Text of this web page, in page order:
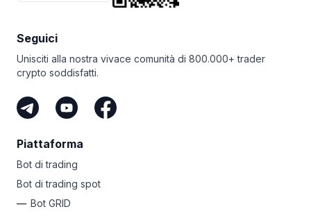
le vincite. Che te ne pare, come motivazione extra?
guadagnare con i referral Bitsgap. Se hai un pubblico
di follower e condividi il tuo link unico, puoi fare una
fortuna come affiliato Bitsgap. È il modo più semplice per
guadagnare crypto senza rischiare i tuoi fondi.
Seguici
Unisciti alla nostra vivace comunità di 800.000+ trader
crypto soddisfatti.
Piattaforma
Bot di trading
Bot di trading spot
Bot GRID